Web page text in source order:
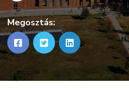
Megosztás: